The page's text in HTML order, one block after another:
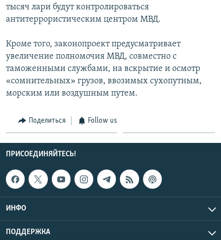
тысяч лари будут контролироваться
антитеррористическим центром МВД.
Кроме того, законопроект предусматривает
увеличение полномочия МВД, совместно с
таможенными службами, на вскрытие и осмотр
«сомнительных» грузов, ввозимых сухопутным,
морским или воздушным путем.
Поделиться Follow us
ПРИСОЕДИНЯЙТЕСЬ!
ИНФО
ПОДДЕРЖКА